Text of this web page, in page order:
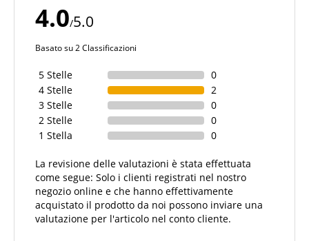
4.0/5.0
Basato su 2 Classificazioni
5 Stelle
0
4 Stelle
2
3 Stelle
0
2 Stelle
0
1 Stella
0
La revisione delle valutazioni è stata effettuata
come segue: Solo i clienti registrati nel nostro
negozio online e che hanno effettivamente
acquistato il prodotto da noi possono inviare una
valutazione per l'articolo nel conto cliente.